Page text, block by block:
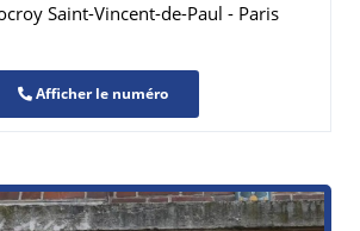
Saint-Vincent-de-Paul - Paris
Afficher le numéro